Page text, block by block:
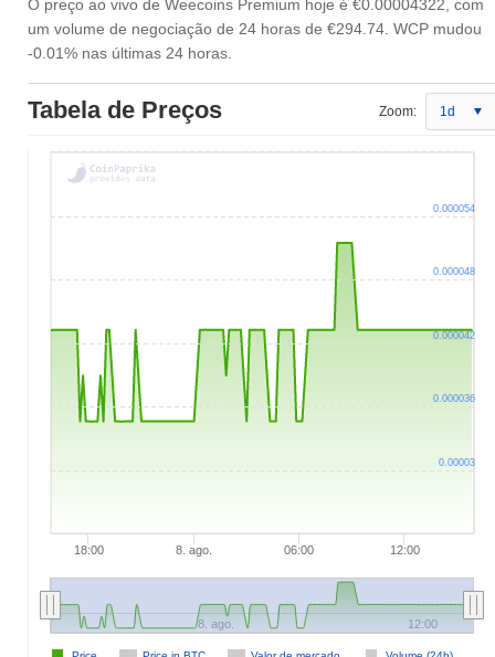
O preço ao vivo de Weecoins Premium hoje é €0.00004322 , com
um volume de negociação de 24 horas de €294.74 . WCP mudou
-0.01% nas últimas 24 horas.
Tabela de Preços Zoom: 1d
18:00 8. ago. 06:00 12:00
8. ago. 12:00
0.00003
0.000036
0.000042
0.000048
0.000054